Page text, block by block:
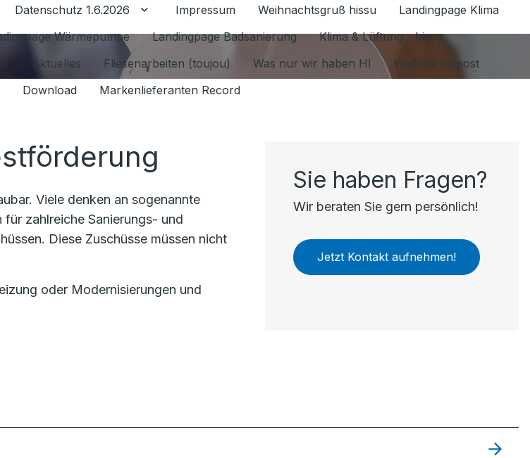
für Ratgeber umschalten
Datenschutz 1.6.2026 Untermenü für Datenschutz 1.6.2026 umschalten
Impressum Weihnachtsgruß hissu
Landingpage Klima
Wärmepumpe Landingpage Badsanierung
Klima & Lüftung - hissu
Aktuelles Fliesenarbeiten (toujou) Was nur wir haben HI
Weihnachtspost
Download Markenlieferanten Record
Viele denken an sogenannte
zahlreiche Sanierungs- und
Diese Zuschüsse müssen nicht
oder Modernisierungen und
Sie haben Fragen?
Wir beraten Sie gern persönlich!
Jetzt Kontakt aufnehmen!